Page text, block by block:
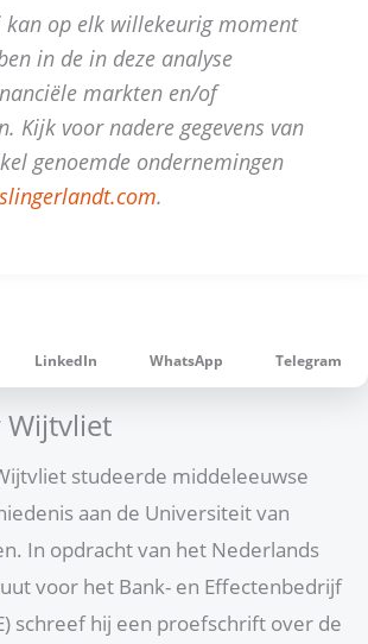
kan op elk willekeurig moment
in de in deze analyse
markten en/of
Kijk voor nadere gegevens van
genoemde ondernemingen
.
LinkedIn WhatsApp Telegram
Wijtvliet
studeerde middeleeuwse
aan de Universiteit van
In opdracht van het Nederlands
voor het Bank- en Effectenbedrijf
schreef hij een proefschrift over de